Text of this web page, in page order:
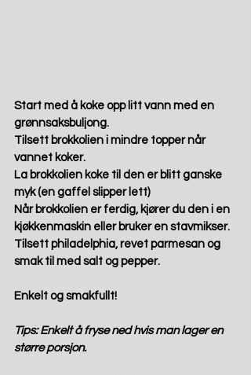
Start med å koke opp litt vann med en
grønnsaksbuljong.
Tilsett brokkolien i mindre topper når
vannet koker.
La brokkolien koke til den er blitt ganske
myk (en gaffel slipper lett)
Når brokkolien er ferdig, kjører du den i en
kjøkkenmaskin eller bruker en stavmikser.
Tilsett philadelphia, revet parmesan og
smak til med salt og pepper.
Enkelt og smakfullt!
Tips: Enkelt å fryse ned hvis man lager en
større porsjon.